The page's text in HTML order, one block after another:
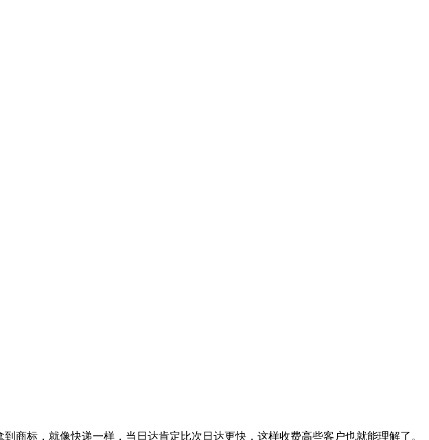
商标，就像快递一样，当日达肯定比次日达更快，这样收费高些客户也就能理解了。